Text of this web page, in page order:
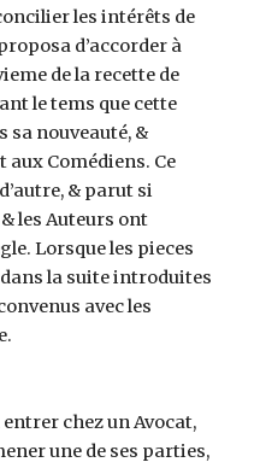
les intérêts de
d’accorder à
de la recette de
le tems que cette
sa nouveauté, &
aux Comédiens. Ce
& parut si
les Auteurs ont
Lorsque les pieces
la suite introduites
avec les
chez un Avocat,
une de ses parties,